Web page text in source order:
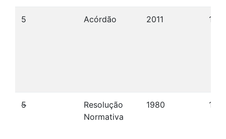
5 Acórdão 2011 15/
5
Resolução
Normativa
1980 10/